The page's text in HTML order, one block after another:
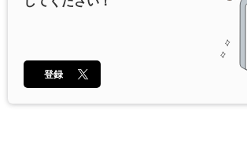
登録